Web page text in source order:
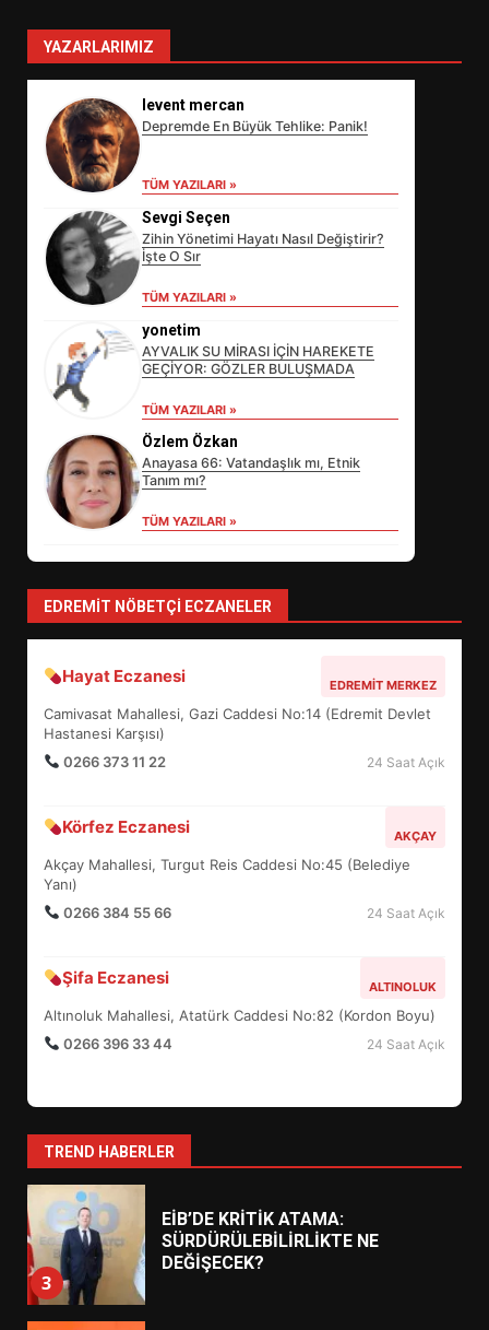
YAZARLARIMIZ
levent mercan
Depremde En Büyük Tehlike: Panik!
TÜM YAZILARI »
Sevgi Seçen
Zihin Yönetimi Hayatı Nasıl Değiştirir?
İşte O Sır
TÜM YAZILARI »
yonetim
AYVALIK SU MİRASI İÇİN HAREKETE
GEÇİYOR: GÖZLER BULUŞMADA
TÜM YAZILARI »
Özlem Özkan
Anayasa 66: Vatandaşlık mı, Etnik
Tanım mı?
TÜM YAZILARI »
EDREMIT NÖBETÇI ECZANELER
Hayat Eczanesi EDREMIT MERKEZ
Camivasat Mahallesi, Gazi Caddesi No:14 (Edremit Devlet
Hastanesi Karşısı)
0266 373 11 22
24 Saat Açık
Körfez Eczanesi AKÇAY
Akçay Mahallesi, Turgut Reis Caddesi No:45 (Belediye
Yanı)
0266 384 55 66
24 Saat Açık
Şifa Eczanesi ALTINOLUK
Altınoluk Mahallesi, Atatürk Caddesi No:82 (Kordon Boyu)
0266 396 33 44
24 Saat Açık
TREND HABERLER
EİB’DE KRİTİK ATAMA:
DEĞİŞECEK?
4
EDREMİT’İN GURURU TÜRKİYE
FİNALİNDE NE BAŞARDI?
5
6
BURHANİYE SATRANÇ
TURNUVASI KAYITLARI NEYİ
DEĞİŞTİRİYOR?
7
YENİ YÖNETİM NASIL
1
HAREKETE GEÇİYOR: GÖZLER
BULUŞMADA
2
3
EİB’DE KRİTİK ATAMA:
SÜRDÜRÜLEBİLİRLİKTE NE
DEĞİŞECEK?